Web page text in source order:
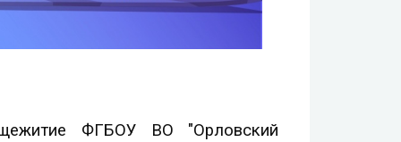
ФГБОУ ВО "Орловский